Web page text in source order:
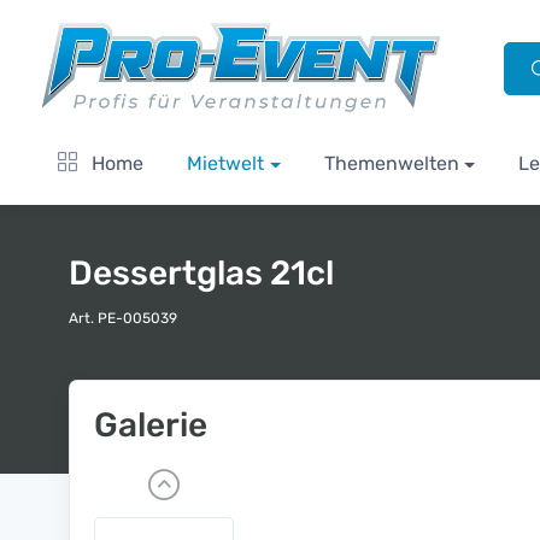
Home Mietwelt Themenwelten
Dessertglas 21cl
Art. PE-005039
Galerie
P
r